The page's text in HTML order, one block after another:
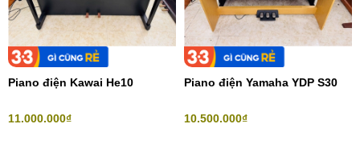
Piano điện Kawai He10
11.000.000₫
Piano điện Yamaha YDP S30
10.500.000₫